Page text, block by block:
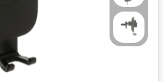
aan de behoeften
137
om
te geven tot
de